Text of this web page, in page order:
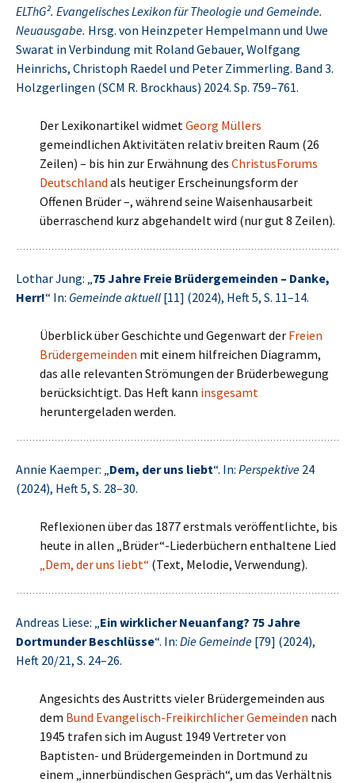
ELThG². Evangelisches Lexikon für Theologie und Gemeinde.
Neuausgabe. Hrsg. von Heinzpeter Hempelmann und Uwe
Swarat in Verbindung mit Roland Gebauer, Wolfgang
Heinrichs, Christoph Raedel und Peter Zimmerling. Band 3.
Holzgerlingen (SCM R. Brockhaus) 2024. Sp. 759–761.
Der Lexikonartikel widmetGeorg Müllers
gemeindlichen Aktivitäten relativ breiten Raum (26
Zeilen) – bis hin zur Erwähnung des ChristusForums
Deutschland als heutiger Erscheinungsform der
Offenen Brüder –, während seine Waisenhausarbeit
überraschend kurz abgehandelt wird (nur gut 8 Zeilen).
Lothar Jung: „75 Jahre Freie Brüdergemeinden – Danke,
Herr!“ In: Gemeinde aktuell [11] (2024), Heft 5, S. 11–14.
Überblick über Geschichte und Gegenwart der Freien
Brüdergemeinden mit einem hilfreichen Diagramm,
das alle relevanten Strömungen der Brüderbewegung
berücksichtigt. Das Heft kann insgesamt
heruntergeladen werden.
Annie Kaemper: „Dem, der uns liebt“. In: Perspektive 24
(2024), Heft 5, S. 28–30.
Reflexionen über das 1877 erstmals veröffentlichte, bis
heute in allen „Brüder“-Liederbüchern enthaltene Lied
„Dem, der uns liebt“ (Text, Melodie, Verwendung).
Andreas Liese: „Ein wirklicher Neuanfang? 75 Jahre
Dortmunder Beschlüsse“. In: Die Gemeinde [79] (2024),
Heft 20/21, S. 24–26.
Angesichts des Austritts vieler Brüdergemeinden aus
dem Bund Evangelisch-Freikirchlicher Gemeinden nach
1945 trafen sich im August 1949 Vertreter von
Baptisten- und Brüdergemeinden in Dortmund zu
einem „innerbündischen Gespräch“, um das Verhältnis